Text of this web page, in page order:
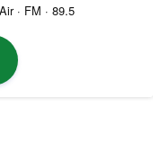
· FM · 89.5